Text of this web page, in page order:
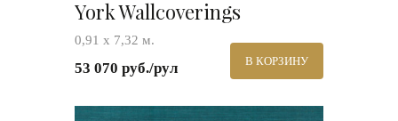
York Wallcoverings
0,91 х 7,32 м.
53 070 руб./рул В КОРЗИНУ